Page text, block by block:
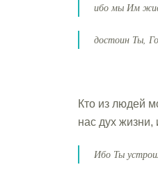
ибо мы Им
достоин Ты,
Кто из людей
нас дух
Ибо Ты